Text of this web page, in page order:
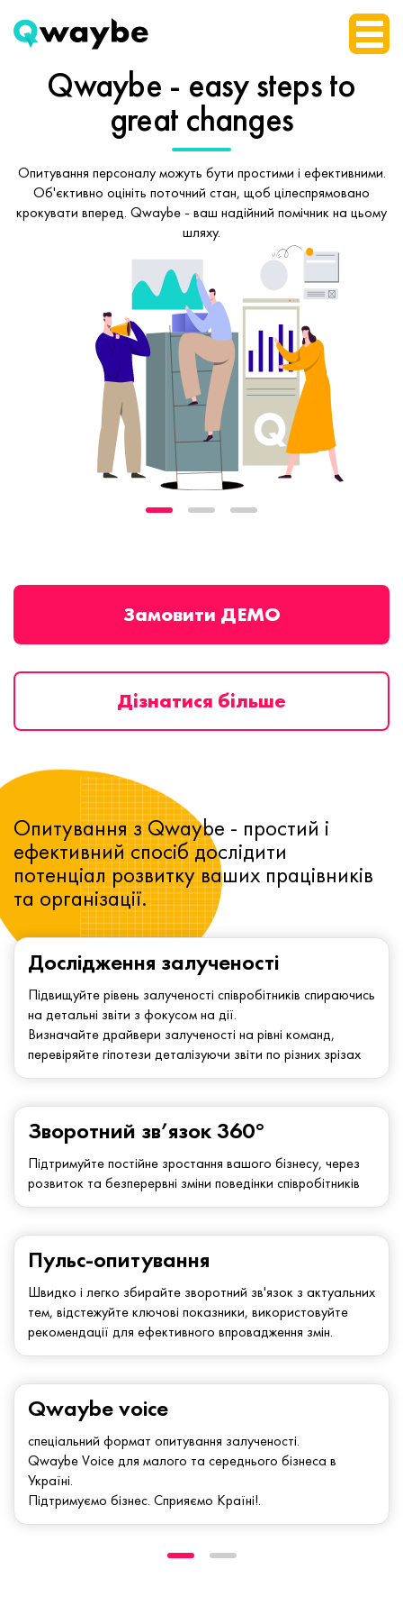
Qwaybe - easy stepsto
great changes
Опитування персоналу можуть бути простими і ефективними.
Об'єктивно оцініть поточний стан, щоб цілеспрямовано
крокувати вперед. Qwaybe - ваш надійний помічник на цьому
шляху.
Замовити ДЕМО
Дізнатися більше
Дослідження залученості
Підвищуйте рівень залученості співробітників спираючись
на детальні звіти з фокусом на дії.
Визначайте драйвери залученості на рівні команд,
перевіряйте гіпотези деталізуючи звіти по різних зрізах
Зворотний зв’язок 360°
Підтримуйте постійне зростання вашого бізнесу, через
розвиток та безперервні зміни поведінки співробітників
Опитування з Qwaybe - простий і
ефективний спосіб дослідити
потенціал розвитку ваших працівників
та організації.
Qwaybe voice
спеціальний формат опитування залученості.
Qwaybe Voice для малого та середнього бізнеса в
Україні.
Підтримуємо бізнес. Сприяємо Країні!.
Пульс-опитування
Швидко і легко збирайте зворотний зв'язок з актуальних
тем, відстежуйте ключові показники, використовуйте
рекомендації для ефективного впровадження змін.